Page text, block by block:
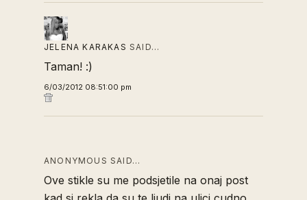
JELENA KARAKAS SAID…
Taman! :)
6/03/2012 08:51:00 pm
ANONYMOUS SAID…
Ove stikle su me podsjetile na onaj post